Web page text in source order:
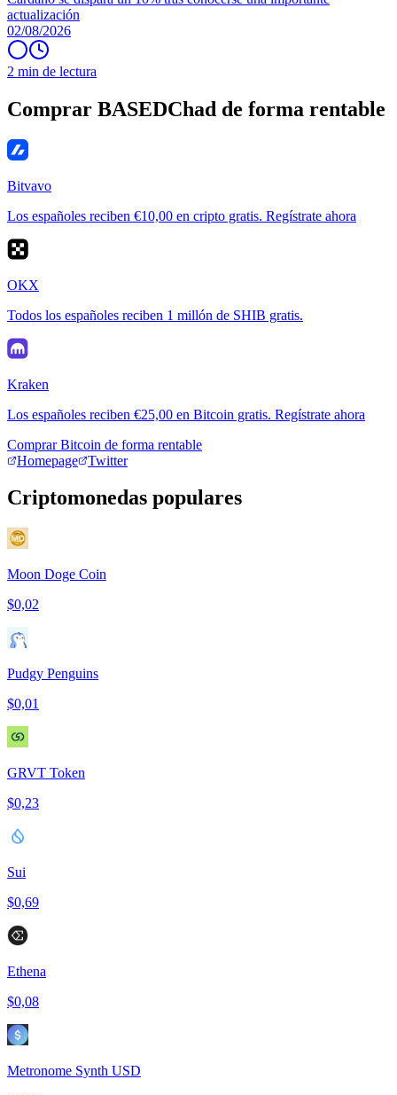
actualización
02/08/2026
2 min de lectura
Comprar BASEDChad de forma rentable
Bitvavo
Los españoles reciben €10,00 en cripto gratis. Regístrate ahora
OKX
Todos los españoles reciben 1 millón de SHIB gratis.
Kraken
Los españoles reciben €25,00 en Bitcoin gratis. Regístrate ahora
Comprar Bitcoin de forma rentable
Homepage
Twitter
Criptomonedas populares
Moon Doge Coin
$0,02
Pudgy Penguins
$0,01
GRVT Token
$0,23
Sui
$0,69
Ethena
$0,08
Metronome Synth USD